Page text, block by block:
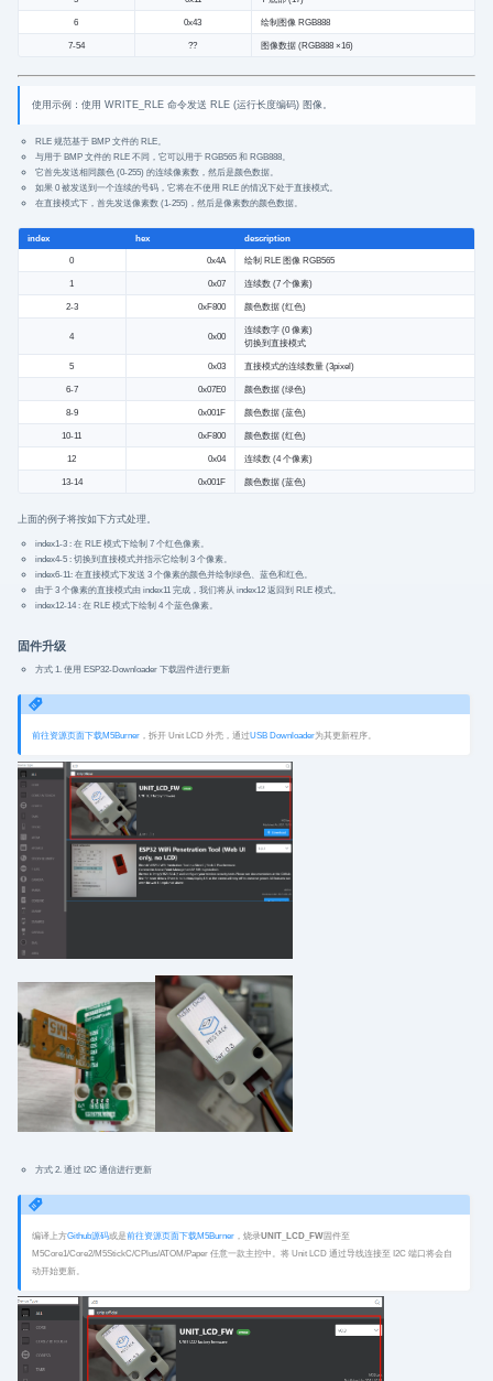
6 0x43 绘制图像 RGB888
7-54 ?? 图像数据 (RGB888 ×16)
使用示例：使用 WRITE_RLE 命令发送 RLE (运行长度编码) 图像。
RLE 规范基于 BMP 文件的 RLE。
与用于 BMP 文件的 RLE 不同，它可以用于 RGB565 和 RGB888。
它首先发送相同颜色 (0-255) 的连续像素数，然后是颜色数据。
如果 0 被发送到一个连续的号码，它将在不使用 RLE 的情况下处于直接模式。
在直接模式下，首先发送像素数 (1-255)，然后是像素数的颜色数据。
index hex description
0 0x4A 绘制 RLE 图像 RGB565
1 0x07 连续数 (7 个像素)
2-3 0xF800 颜色数据 (红色)
4 0x00
连续数字 (0 像素)
切换到直接模式
5 0x03 直接模式的连续数量 (3pixel)
6-7 0x07E0 颜色数据 (绿色)
8-9 0x001F 颜色数据 (蓝色)
10-11 0xF800 颜色数据 (红色)
12 0x04 连续数 (4 个像素)
13-14 0x001F 颜色数据 (蓝色)
上面的例子将按如下方式处理。
index1-3 : 在 RLE 模式下绘制 7 个红色像素。
index4-5 : 切换到直接模式并指示它绘制 3 个像素。
index6-11: 在直接模式下发送 3 个像素的颜色并绘制绿色、蓝色和红色。
由于 3 个像素的直接模式由 index11 完成，我们将从 index12 返回到 RLE 模式。
index12-14 : 在 RLE 模式下绘制 4 个蓝色像素。
固件升级
方式 1. 使用 ESP32-Downloader 下载固件进行更新
前往资源页面下载M5Burner ，拆开 Unit LCD 外壳，通过USB Downloader为其更新程序。
方式 2. 通过 I2C 通信进行更新
编译上方Github源码或是前往资源页面下载M5Burner ，烧录UNIT_LCD_FW固件至
M5Core1/Core2/M5StickC/CPlus/ATOM/Paper 任意一款主控中。将 Unit LCD 通过导线连接至 I2C 端口将会自
动开始更新。